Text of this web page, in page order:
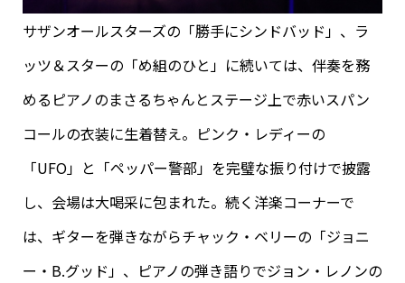
サザンオールスターズの「勝手にシンドバッド」、ラ
ッツ＆スターの「め組のひと」に続いては、伴奏を務
めるピアノのまさるちゃんとステージ上で赤いスパン
コールの衣装に生着替え。ピンク・レディーの
「UFO」と「ペッパー警部」を完璧な振り付けで披露
し、会場は大喝采に包まれた。続く洋楽コーナーで
は、ギターを弾きながらチャック・ベリーの「ジョニ
ー・B.グッド」、ピアノの弾き語りでジョン・レノンの